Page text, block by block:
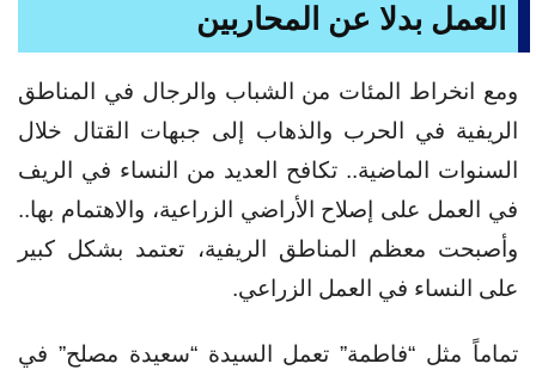
العمل بدلا عن المحاربين
ومع انخراط المئات من الشباب والرجال في المناطق
الريفية في الحرب والذهاب إلى جبهات القتال خلال
السنوات الماضية.. تكافح العديد من النساء في الريف
في العمل على إصلاح الأراضي الزراعية، والاهتمام بها..
وأصبحت معظم المناطق الريفية، تعتمد بشكل كبير
على النساء في العمل الزراعي.
تماماً مثل “فاطمة” تعمل السيدة “سعيدة مصلح” في